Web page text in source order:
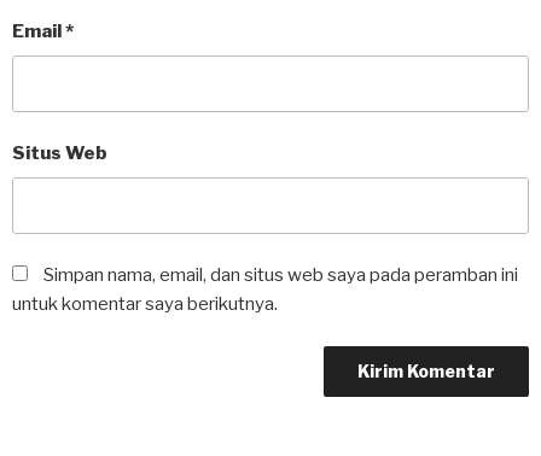
Email*
Situs Web
Simpan nama, email, dan situs web saya pada peramban ini
untuk komentar saya berikutnya.